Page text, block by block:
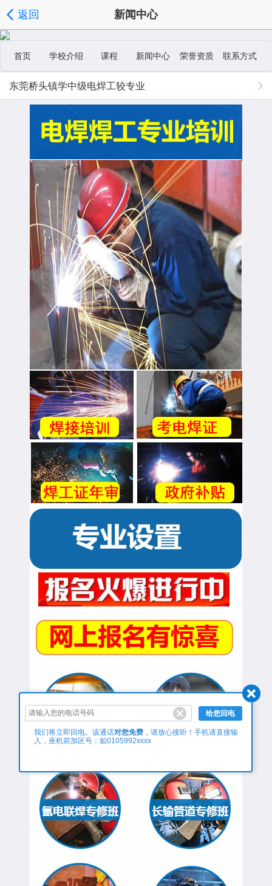
返回 新闻中心
首页 学校介绍 课程 新闻中心 荣誉资质 联系方式
学校相册
东莞桥头镇学中级电焊工较专业
给您回电
我们将立即回电。该通话对您免费，请放心接听！手机请直接输
入，座机前加区号：如0105992xxxx